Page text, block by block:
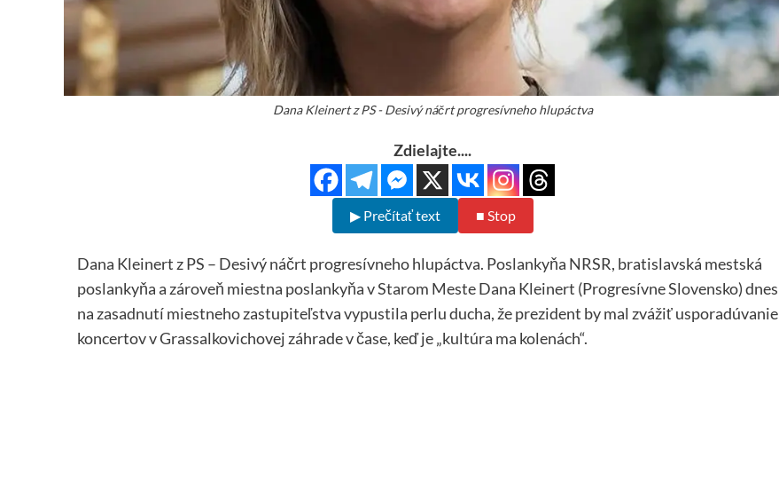
Dana Kleinert z PS - Desivý náčrt progresívneho hlupáctva
Zdielajte....
▶ Prečítať text ■ Stop
Dana Kleinert z PS – Desivý náčrt progresívneho hlupáctva. Poslankyňa NRSR, bratislavská mestská
poslankyňa a zároveň miestna poslankyňa v Starom Meste Dana Kleinert (Progresívne Slovensko) dnes
na zasadnutí miestneho zastupiteľstva vypustila perlu ducha, že prezident by mal zvážiť usporadúvanie
koncertov v Grassalkovichovej záhrade v čase, keď je „kultúra ma kolenách“.